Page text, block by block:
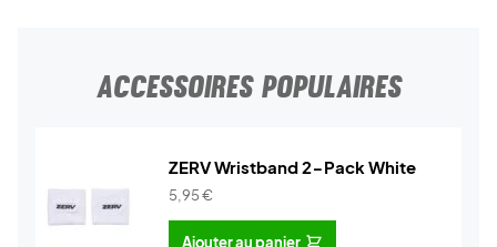
ACCESSOIRES POPULAIRES
ZERV Wristband 2-Pack White
5,95€
Ajouter au panier